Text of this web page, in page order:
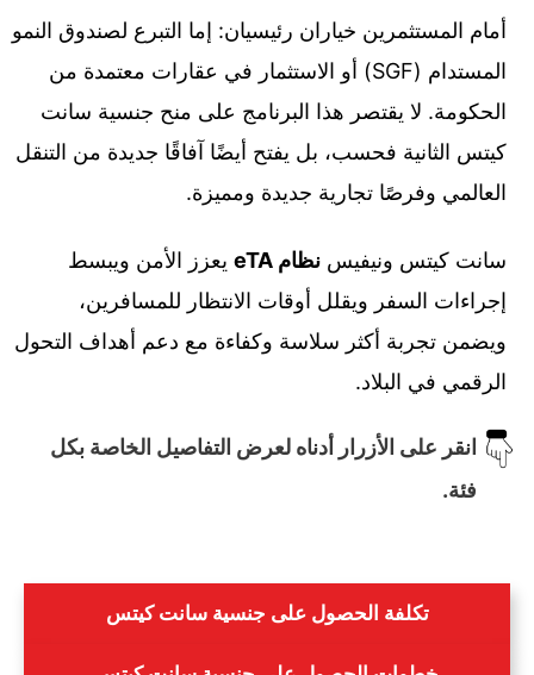
أمام المستثمرين خياران رئيسيان: إما التبرع لصندوق النمو
المستدام (SGF) أو الاستثمار في عقارات معتمدة من
الحكومة. لا يقتصر هذا البرنامج على منح جنسية سانت
كيتس الثانية فحسب، بل يفتح أيضًا آفاقًا جديدة من التنقل
العالمي وفرصًا تجارية جديدة ومميزة.
سانت كيتس ونيفيس نظام eTA
يعزز الأمن ويبسط
إجراءات السفر ويقلل أوقات الانتظار للمسافرين،
ويضمن تجربة أكثر سلاسة وكفاءة مع دعم أهداف التحول
الرقمي في البلاد.
انقر على الأزرار أدناه لعرض التفاصيل الخاصة بكل
فئة.
تكلفة الحصول على جنسية سانت كيتس